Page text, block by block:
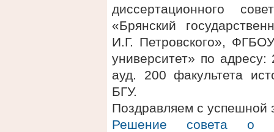
диссертационного
«Брянский
И.Г. Петровского»,
университет» по
ауд. 200 факультета
БГУ.
Поздравляем с успешной
Решение совета о